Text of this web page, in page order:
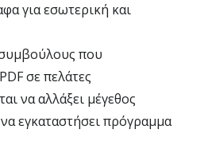
για εσωτερική και
που
σε πελάτες
να αλλάξει μέγεθος
εγκαταστήσει πρόγραμμα